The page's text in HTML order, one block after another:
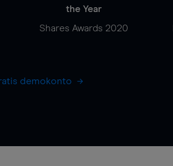
the Year
Shares Awards 2020
demokonto